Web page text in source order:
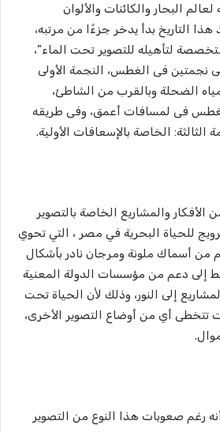
البحار والكائنات والألوان
هذا التاريخ بدأ يدخر جزءًا من مرتبه،
لتأهيله للتصوير تحت الماء”،
نجمتين فى الغطس، النجمة الأولى
الضحلة وبالقرب من الشاطئ،
للغطس فى لمسافات أعمق، وفى طريقه
الخاصة بالإسعافات الأولية.
والمشاريع الخاصة بالتصوير
للحياة البحرية في مصر ، التي تحوي
من أسماك ملونة ومرجان نادر بأشكال
إلى دعم من مؤسسات الدولة المعنية
إلى النور، وذلك ﻷن الحياة تحت
تتخطى أي من أوضاع التصوير الأخرى،
رغم صعوبات هذا النوع من التصوير